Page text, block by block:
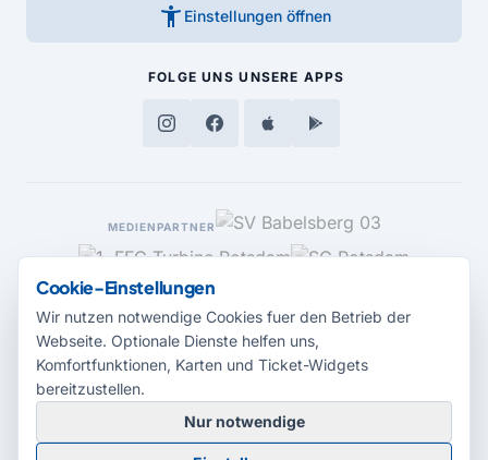
accessibility_new Einstellungen öffnen
FOLGE UNS UNSERE APPS
MEDIENPARTNER
© 2026 Radio Potsdam. Webseite entwickelt durch dieMedienagentur
Cookie-Einstellungen
Wir nutzen notwendige Cookies fuer den Betrieb der
Webseite. Optionale Dienste helfen uns,
Komfortfunktionen, Karten und Ticket-Widgets
bereitzustellen.
Nur notwendige